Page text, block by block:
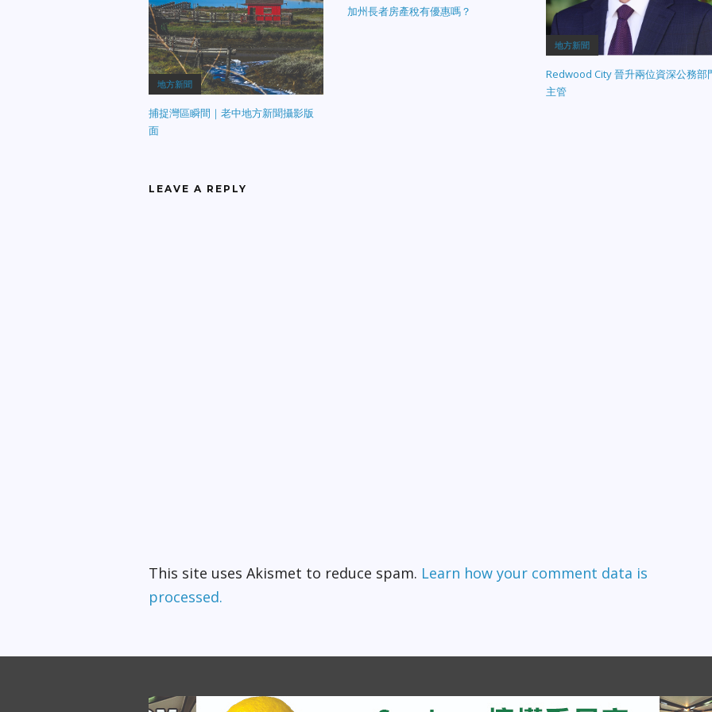
地方新聞
捕捉灣區瞬間｜老中地方新聞攝影版
面
加州長者房產稅有優惠嗎？
地方新聞
Redwood City 晉升兩位資深公務部
主管
LEAVE A REPLY
This site uses Akismet to reduce spam. Learn how your comment data is
processed.